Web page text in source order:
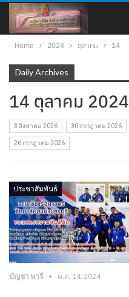
Home 2024 ตุลาคม 14
Daily Archives
14 ตุลาคม 2024
3 สิงหาคม 2026 30 กรกฎาคม 2026
26 กรกฎาคม 2026
ประชาสัมพันธ์
บัญชา นารี ต.ค. 14, 2024